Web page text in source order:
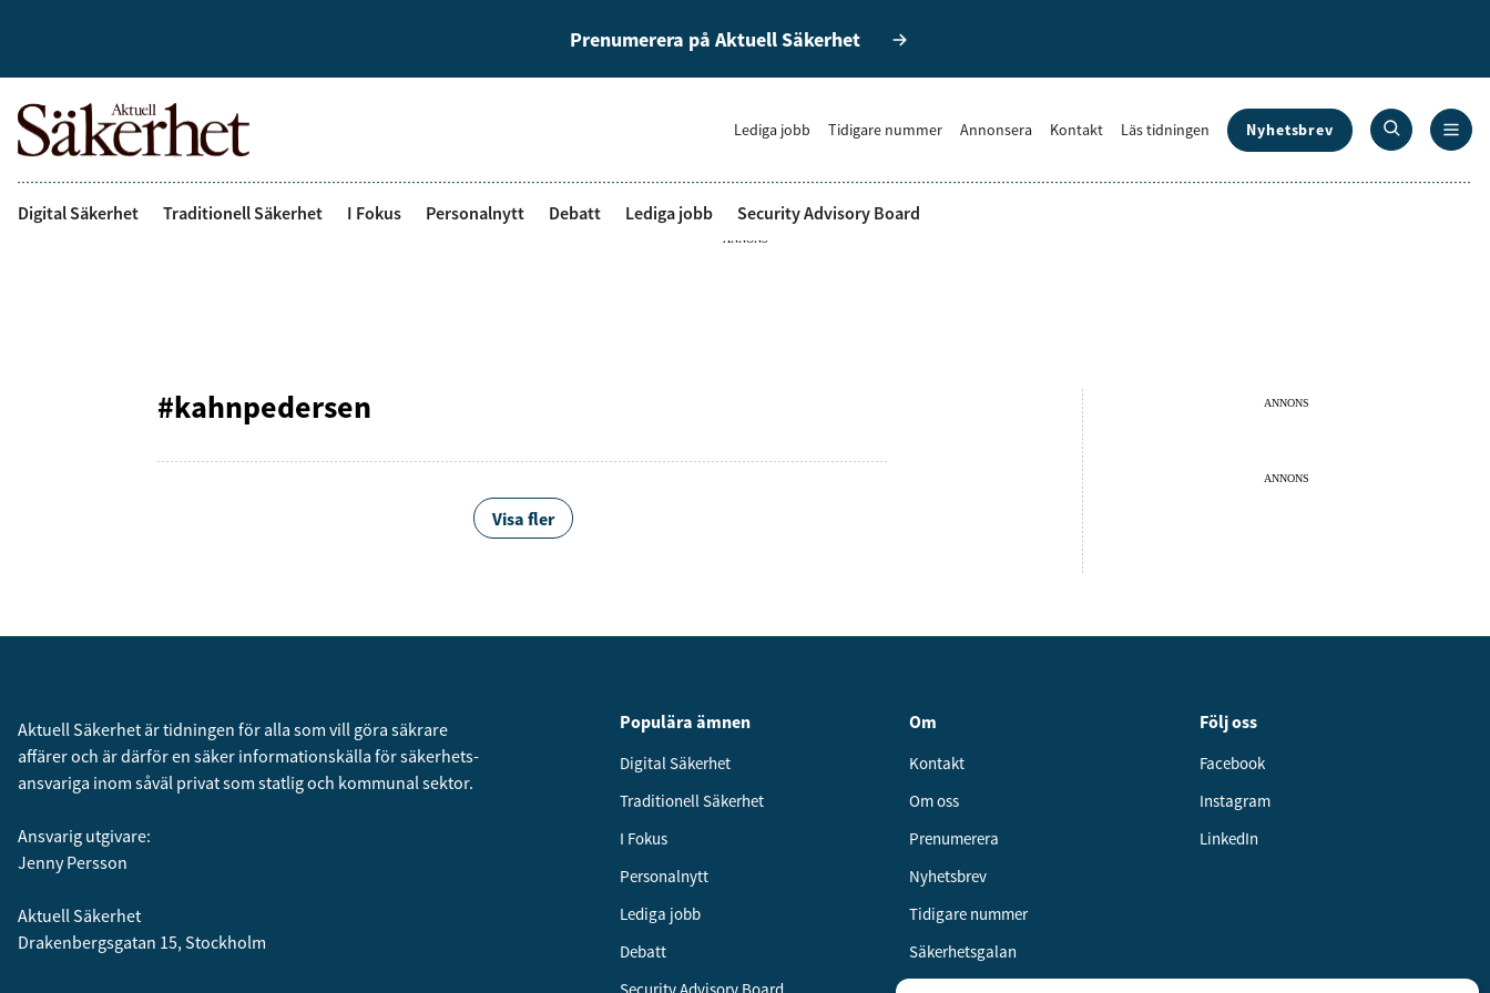
Prenumerera på Aktuell Säkerhet
Lediga jobb Tidigare nummer Annonsera Kontakt Läs tidningen Nyhetsbrev
Digital Säkerhet Traditionell Säkerhet I Fokus Personalnytt Debatt Lediga jobb Security Advisory Board
ANNONS
#kahnpedersen
Visa fler
ANNONS
ANNONS
Aktuell Säkerhet är tidningen för alla som vill göra säkrare
affärer och är därför en säker informationskälla för säkerhets­
ansvariga inom såväl privat som statlig och kommunal sektor.
Ansvarig utgivare:
Jenny Persson
Aktuell Säkerhet
Drakenbergsgatan 15, Stockholm
Populära ämnen
Digital Säkerhet
Traditionell Säkerhet
I Fokus
Personalnytt
Lediga jobb
Debatt
Om
Kontakt
Om oss
Prenumerera
Nyhetsbrev
Tidigare nummer
Säkerhetsgalan
Följ oss
Facebook
Instagram
LinkedIn